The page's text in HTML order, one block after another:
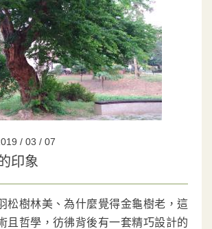
/ 03 / 07
印象
松樹林美、為什麼覺得金龜樹老，這
且哲學，彷彿背後有一套精巧設計的